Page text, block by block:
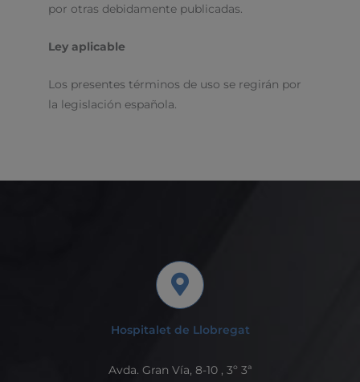
por otras debidamente publicadas.
Ley aplicable
Los presentes términos de uso se regirán por
la legislación española.
Hospitalet de Llobregat
Avda. Gran Vía, 8-10 , 3º 3ª